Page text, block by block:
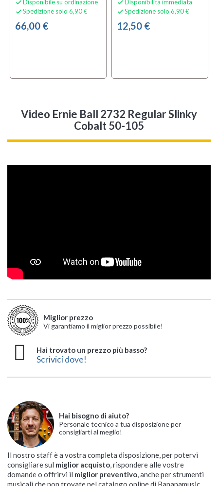
 Disponibile su ordinazione
 Spedizione solo 6,90 €
66,00 €
 Disponibilità immediata
 Spedizione solo 6,90 €
12,50 €
Video Ernie Ball 2732 Regular Slinky
Cobalt 50-105
Miglior prezzo
Vi garantiamo il miglior prezzo possibile!
Hai trovato un prezzo più basso?
Scrivici dove!
Hai bisogno di aiuto?
Personale tecnico a tua disposizione per
consigliarti al meglio!
Il nostro staff è a vostra completa disposizione, per potervi
consigliare sul miglior acquisto, rispondere alle vostre
domande o offrirvi il miglior preventivo, anche per strumenti
musicali che non trovate nel catalogo online di Bananamusic.